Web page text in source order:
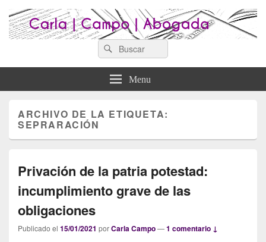
Abogados Lugo : Carla Campo
Abogada
Search
for:
Menu
ARCHIVO DE LA ETIQUETA:
SEPRARACIÓN
Privación de la patria potestad:
incumplimiento grave de las
obligaciones
Publicado el 15/01/2021 porCarla Campo—1 comentario ↓